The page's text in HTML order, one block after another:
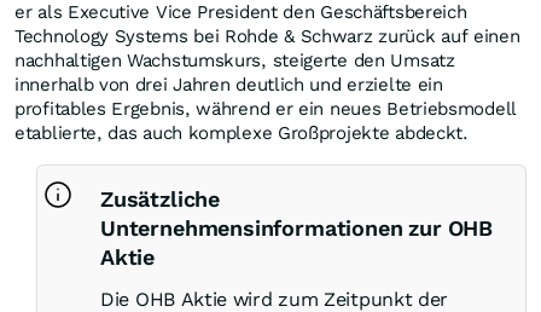
er als Executive Vice President den Geschäftsbereich
Technology Systems bei Rohde & Schwarz zurück auf einen
nachhaltigen Wachstumskurs, steigerte den Umsatz
innerhalb von drei Jahren deutlich und erzielte ein
profitables Ergebnis, während er ein neues Betriebsmodell
etablierte, das auch komplexe Großprojekte abdeckt.
Zusätzliche
Unternehmensinformationen zur OHB
Aktie
Die OHB Aktie wird zum Zeitpunkt der